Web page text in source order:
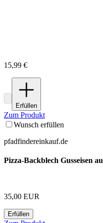
15,99 €
Erfüllen
Zum Produkt
Wunsch erfüllen
pfadfindereinkauf.de
Pizza-Backblech Gusseisen
35,00 EUR
Erfüllen